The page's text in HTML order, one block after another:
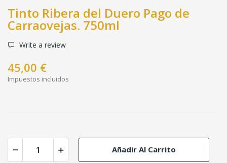
Tinto Ribera del Duero Pago de
Carraovejas. 750ml
Write a review
45,00 €
Impuestos incluidos
Añadir Al Carrito